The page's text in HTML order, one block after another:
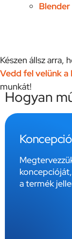
Blender
Készen állsz arra,
Vedd fel velünk
munkát!
Hogyan
a termék